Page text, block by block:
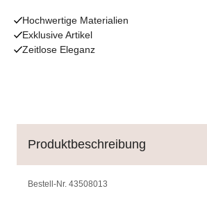
Hochwertige Materialien
Exklusive Artikel
Zeitlose Eleganz
Produktbeschreibung
Bestell-Nr. 43508013